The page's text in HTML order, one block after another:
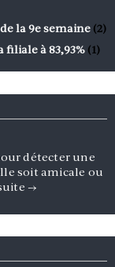
la 9e semaine (2)
filiale à 83,93% (1)
détecter une
soit amicale ou
→